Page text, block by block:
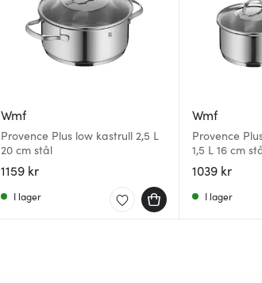
Wmf
Provence Plus low kastrull 2,5 L
20 cm stål
1159 kr
I lager
Wmf
Provence
1,5 L 16 cm
1039 kr
I lager